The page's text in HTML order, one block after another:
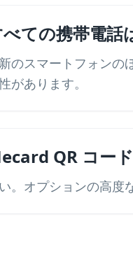
ての携帯電話
のスマートフォンの
があります。
QR コー
。オプションの高度